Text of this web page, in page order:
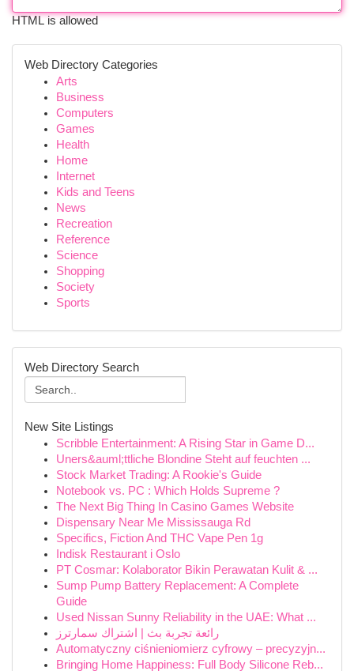
HTML is allowed
Web Directory Categories
Arts
Business
Computers
Games
Health
Home
Internet
Kids and Teens
News
Recreation
Reference
Science
Shopping
Society
Sports
Web Directory Search
New Site Listings
Scribble Entertainment: A Rising Star in Game D...
Uners&auml;ttliche Blondine Steht auf feuchten ...
Stock Market Trading: A Rookie's Guide
Notebook vs. PC : Which Holds Supreme ?
The Next Big Thing In Casino Games Website
Dispensary Near Me Mississauga Rd
Specifics, Fiction And THC Vape Pen 1g
Indisk Restaurant i Oslo
PT Cosmar: Kolaborator Bikin Perawatan Kulit & ...
Sump Pump Battery Replacement: A Complete
Guide
Used Nissan Sunny Reliability in the UAE: What ...
رائعة تجربة بث | اشتراك سمارترز
Automatyczny ciśnieniomierz cyfrowy – precyzyjn...
Bringing Home Happiness: Full Body Silicone Reb...